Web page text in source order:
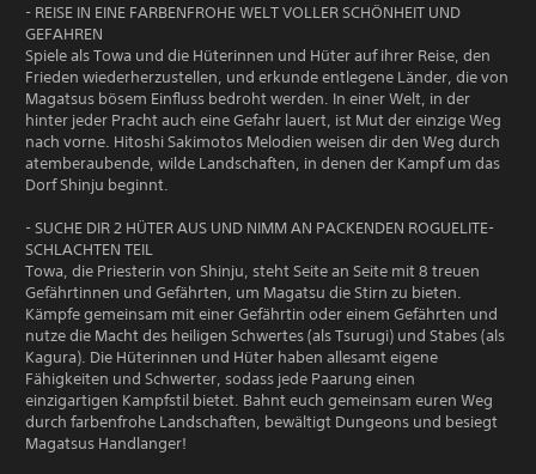
- REISE IN EINE FARBENFROHE WELT VOLLER SCHÖNHEIT UND
GEFAHREN
Spiele als Towa und die Hüterinnen und Hüter auf ihrer Reise, den
Frieden wiederherzustellen, und erkunde entlegene Länder, die von
Magatsus bösem Einfluss bedroht werden. In einer Welt, in der
hinter jeder Pracht auch eine Gefahr lauert, ist Mut der einzige Weg
nach vorne. Hitoshi Sakimotos Melodien weisen dir den Weg durch
atemberaubende, wilde Landschaften, in denen der Kampf um das
Dorf Shinju beginnt.
- SUCHE DIR 2 HÜTER AUS UND NIMM AN PACKENDEN ROGUELITE-
SCHLACHTEN TEIL
Towa, die Priesterin von Shinju, steht Seite an Seite mit 8 treuen
Gefährtinnen und Gefährten, um Magatsu die Stirn zu bieten.
Kämpfe gemeinsam mit einer Gefährtin oder einem Gefährten und
nutze die Macht des heiligen Schwertes (als Tsurugi) und Stabes (als
Kagura). Die Hüterinnen und Hüter haben allesamt eigene
Fähigkeiten und Schwerter, sodass jede Paarung einen
einzigartigen Kampfstil bietet. Bahnt euch gemeinsam euren Weg
durch farbenfrohe Landschaften, bewältigt Dungeons und besiegt
Magatsus Handlanger!